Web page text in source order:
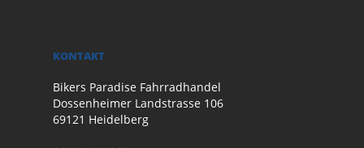
KONTAKT
Bikers Paradise Fahrradhandel
Dossenheimer Landstrasse 106
69121 Heidelberg